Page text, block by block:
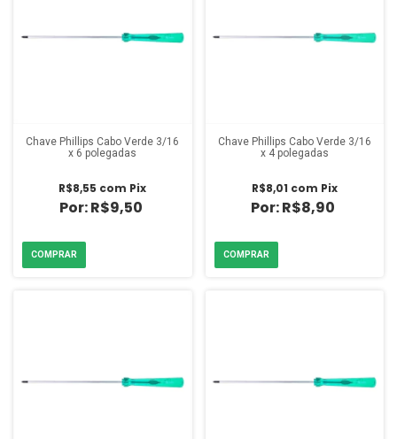
Chave Phillips Cabo Verde 3/16
x 6 polegadas
R$9,50
R$8,55 com Pix
Chave Phillips Cabo Verde 3/16
x 4 polegadas
R$8,90
R$8,01 com Pix